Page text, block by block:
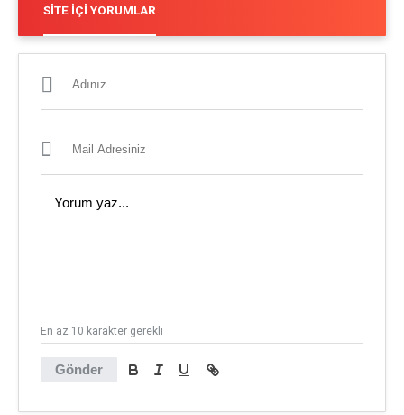
SITE İÇI YORUMLAR
Gönder
En az 10 karakter gerekli